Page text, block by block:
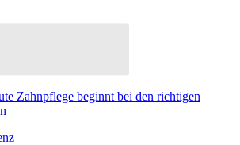
Zahnpflege beginnt bei den richtigen